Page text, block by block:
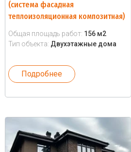
(система фасадная
теплоизоляционная композитная)
Общая площадь работ: 156 м2
Тип объекта: Двухэтажные дома
Подробнее